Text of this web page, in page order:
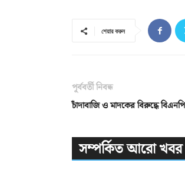
শেয়ার করুন
পূর্ববর্তী নিবন্ধ
চাঁদাবাজি ও মাদকের বিরুদ্ধে
সম্পর্কিত আরো খবর